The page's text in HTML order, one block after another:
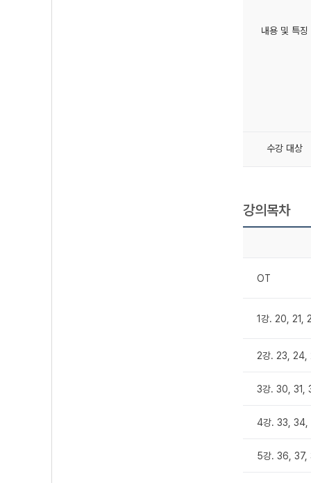
내용 및 특징
수강 대상
강의목차
OT
1강. 20, 21,
2강. 23, 24,
3강. 30, 31,
4강. 33, 34,
5강. 36, 37,